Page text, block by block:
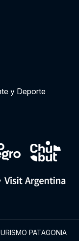
y Deporte
PATAGONIA